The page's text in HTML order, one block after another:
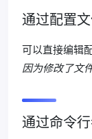
通过配置
可以直接编辑
因为修改了文
通过命令